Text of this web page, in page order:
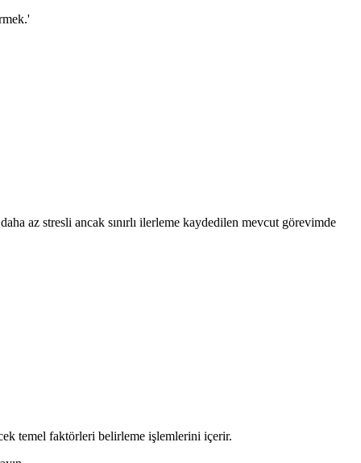
az stresli ancak sınırlı ilerleme kaydedilen mevcut görevimde
temel faktörleri belirleme işlemlerini içerir.